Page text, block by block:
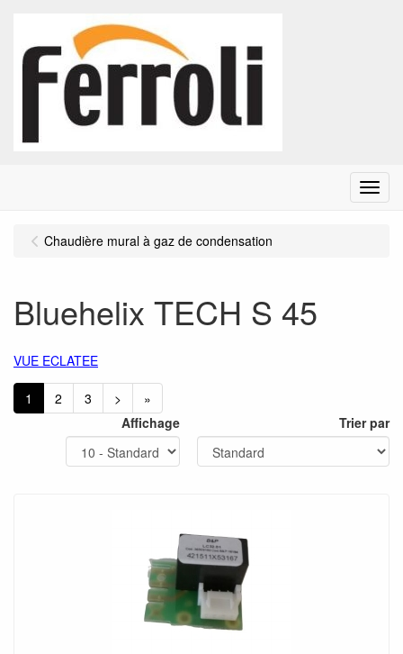
Menu
Chaudière mural à gaz de condensation
Bluehelix TECH S 45
VUE ECLATEE
1 2 3 >
»
Affichage
Trier par